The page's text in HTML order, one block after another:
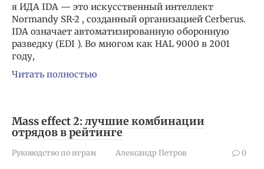
я ИДА IDA — это искусственный интеллект
Normandy SR-2 , созданный организацией Cerberus.
IDA означает автоматизированную оборонную
разведку (EDI ). Во многом как HAL 9000 в 2001
году,
Читать полностью
Mass effect 2: лучшие комбинации
отрядов в рейтинге
Руководство по играм Александр Петров 0